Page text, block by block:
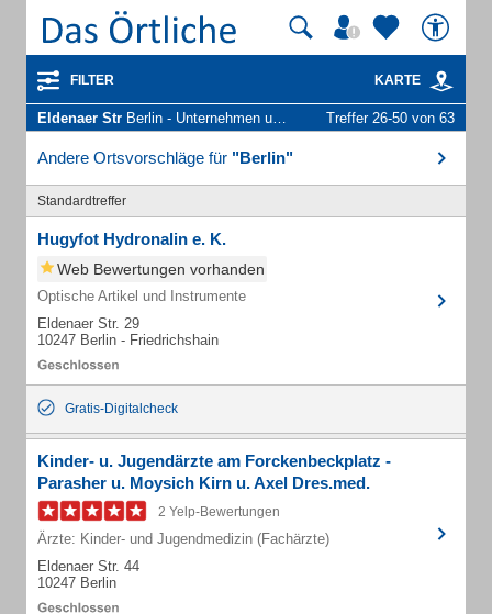
FILTER KARTE
Eldenaer Str Berlin - Unternehmen und Personen Treffer 26-50 von 63
Andere Ortsvorschläge für "Berlin"
Standardtreffer
Hugyfot Hydronalin e. K.
Web Bewertungen vorhanden
Optische Artikel und Instrumente
Eldenaer Str. 29
10247 Berlin - Friedrichshain
Gratis-Digitalcheck
Kinder- u. Jugendärzte am Forckenbeckplatz -
Parasher u. Moysich Kirn u. Axel Dres.med.
2 Yelp-Bewertungen
Ärzte: Kinder- und Jugendmedizin (Fachärzte)
Eldenaer Str. 44
10247 Berlin